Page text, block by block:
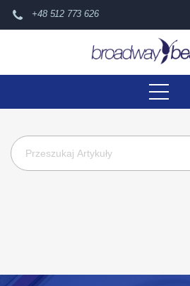
+48 512 773 626